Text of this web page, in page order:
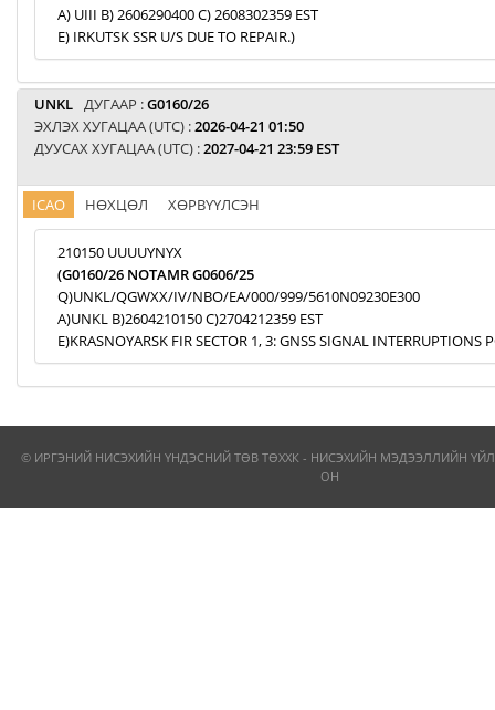
A) UIII B) 2606290400 C) 2608302359 EST
E) IRKUTSK SSR U/S DUE TO REPAIR.)
UNKL ДУГААР :G0160/26
ЭХЛЭХ ХУГАЦАА (UTC) :2026-04-21 01:50
ДУУСАХ ХУГАЦАА (UTC) :2027-04-21 23:59 EST
ICAO НӨХЦӨЛ ХӨРВҮҮЛСЭН
210150 UUUUYNYX
(G0160/26 NOTAMR G0606/25
Q)UNKL/QGWXX/IV/NBO/EA/000/999/5610N09230E300
A)UNKL B)2604210150 C)2704212359 EST
E)KRASNOYARSK FIR SECTOR 1, 3: GNSS SIGNAL INTERRUPTIONS
© ИРГЭНИЙ НИСЭХИЙН ҮНДЭСНИЙ ТӨВ ТӨХХК - НИСЭХИЙН МЭДЭЭЛЛИЙН
ОН